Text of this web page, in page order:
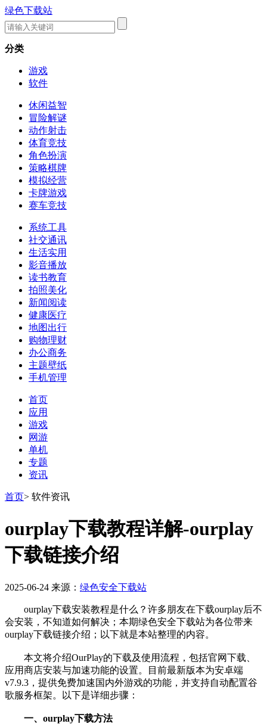
绿色下载站
分类
游戏
软件
休闲益智
冒险解谜
动作射击
体育竞技
角色扮演
策略棋牌
模拟经营
卡牌游戏
赛车竞技
系统工具
社交通讯
生活实用
影音播放
读书教育
拍照美化
新闻阅读
健康医疗
地图出行
购物理财
办公商务
主题壁纸
手机管理
首页
应用
游戏
网游
单机
专题
资讯
首页> 软件资讯
ourplay下载教程详解-ourplay
下载链接介绍
2025-06-24 来源： 绿色安全下载站
ourplay下载安装教程是什么？许多朋友在下载ourplay后不
会安装，不知道如何解决；本期绿色安全下载站为各位带来
ourplay下载链接介绍；以下就是本站整理的内容。
本文将介绍OurPlay的下载及使用流程，包括官网下载、
应用商店安装与加速功能的设置。目前最新版本为安卓端
v7.9.3，提供免费加速国内外游戏的功能，并支持自动配置谷
歌服务框架。以下是详细步骤：
一、ourplay下载方法